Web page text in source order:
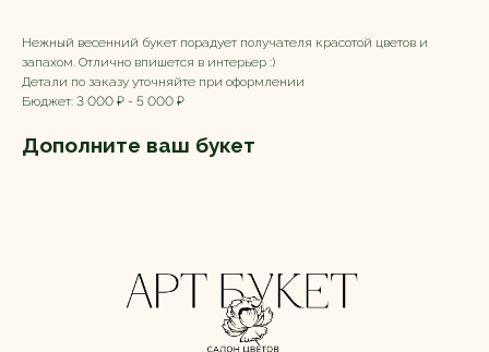
Нежный весенний букет порадует получателя красотой цветов и
запахом. Отлично впишется в интерьер :)
Детали по заказу уточняйте при оформлении
Бюджет: 3 000 ₽ - 5 000 ₽
Дополните ваш букет